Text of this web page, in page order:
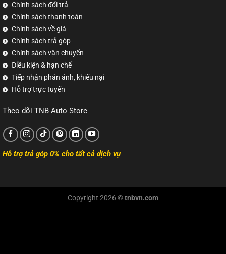
Chính sách đổi trả
Chính sách thanh toán
Chính sách về giá
Chính sách trả góp
Chính sách vận chuyển
Điều kiện & hạn chế
Tiếp nhận phản ánh, khiếu nại
Hỗ trợ trực tuyến
Theo dõi TNB Auto Store
Hỗ trợ trả góp 0% cho tất cả dịch vụ
Copyright 2026 ©tnbvn.com